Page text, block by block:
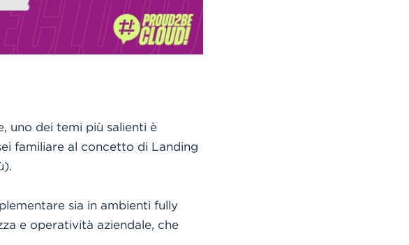
uno dei temi più salienti è
familiare al concetto di Landing
sia in ambienti fully
e operatività aziendale, che